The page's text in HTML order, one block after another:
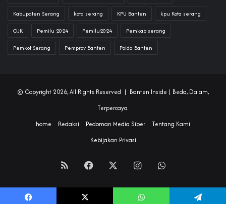
Kabupaten Serang kota serang KPU Banten kpu Kota serang
OJK Pemilu 2024 Pemilu2024 Pemkab serang
Pemkot Serang Pemprov Banten Polda Banten
© Copyright 2026, All Rights Reserved | Banten Inside | Beda, Dalam,
Terpercaya.
home
Redaksi Pedoman Media Siber
Tentang Kami
Kebijakan Privasi
RSS Facebook InstagramWhatsApp